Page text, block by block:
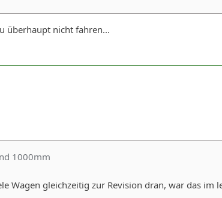
überhaupt nicht fahren...
1000mm
Wagen gleichzeitig zur Revision dran, war das im